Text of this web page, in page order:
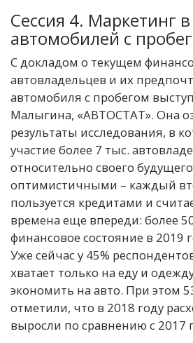
Сессия 4. Маркетинг
автомобилей с
С докладом о текущем
автовладельцев и их
автомобиля с пробегом
Малыгина, «АВТОСТАТ». Она
результаты исследования, в
участие более 7 тыс.
относительно своего
оптимистичными – каждый
пользуется кредитами и
времена еще впереди: более
финансовое состояние в 2019
Уже сейчас у 45%
хватает только на еду и
экономить на авто. При этом
отметили, что в 2018 году
выросли по сравнению с 2017